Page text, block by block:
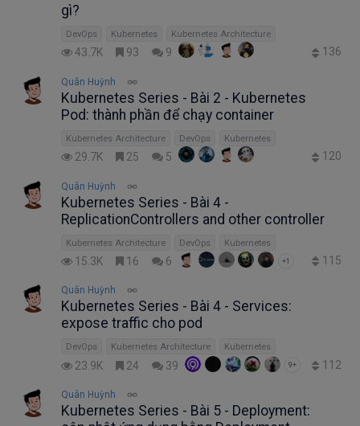
gì?
DevOps Kubernetes Kubernetes Architecture
43.7K 93 9 136
Quân Huỳnh
Kubernetes Series - Bài 2 - Kubernetes
Pod: thành phần để chạy container
Kubernetes Architecture DevOps Kubernetes
29.7K 25 5 120
Quân Huỳnh
Kubernetes Series - Bài 4 -
ReplicationControllers and other controller
Kubernetes Architecture DevOps Kubernetes
15.3K 16 6 +1 115
Quân Huỳnh
Kubernetes Series - Bài 4 - Services:
expose traffic cho pod
DevOps Kubernetes Architecture Kubernetes
23.9K 24 39 9+ 112
Quân Huỳnh
Kubernetes Series - Bài 5 - Deployment: